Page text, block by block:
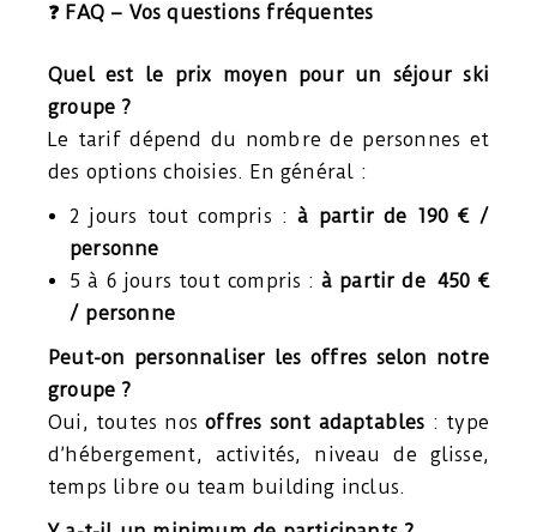
❓ FAQ – Vos questions fréquentes
Quel est le prix moyen pour un séjour ski
groupe ?
Le tarif dépend du nombre de personnes et
des options choisies. En général :
2 jours tout compris :à partir de 190 € /
personne
5 à 6 jours tout compris : à partir de450 €
/ personne
Peut-on personnaliser les offres selon notre
groupe ?
Oui, toutes nosoffres sont adaptables : type
d’hébergement, activités, niveau de glisse,
temps libre ou team building inclus.